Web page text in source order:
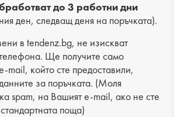
до 3 работни дни
ден, следващ деня на поръчката).
в tendenz.bg, не изискват
Ще получите само
mail, който сте предоставили,
за поръчката. (Моля
spam, на Вашият e-mail, ако не сте
поща)